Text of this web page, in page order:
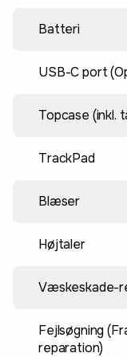
Batteri
USB-C port
Topcase (inkl.
TrackPad
Blæser
Højtaler
Væskeskade-
Fejlsøgning
reparation)